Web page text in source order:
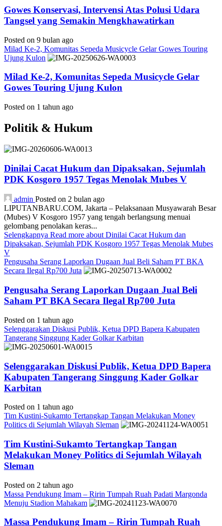
Gowes Konservasi, Intervensi Atas Polusi Udara
Tangsel yang Semakin Mengkhawatirkan
Posted on 9 bulan ago
Milad Ke-2, Komunitas Sepeda Musicycle Gelar Gowes Touring
Ujung Kulon
Milad Ke-2, Komunitas Sepeda Musicycle Gelar
Gowes Touring Ujung Kulon
Posted on 1 tahun ago
Politik & Hukum
Dinilai Cacat Hukum dan Dipaksakan, Sejumlah
PDK Kosgoro 1957 Tegas Menolak Mubes V
admin Posted on 2 bulan ago
LIPUTANBARU.COM, Jakarta – Pelaksanaan Musyawarah Besar
(Mubes) V Kosgoro 1957 yang tengah berlangsung menuai
gelombang penolakan keras...
Selengkapnya Read more about Dinilai Cacat Hukum dan
Dipaksakan, Sejumlah PDK Kosgoro 1957 Tegas Menolak Mubes
V
Pengusaha Serang Laporkan Dugaan Jual Beli Saham PT BKA
Secara Ilegal Rp700 Juta
Pengusaha Serang Laporkan Dugaan Jual Beli
Saham PT BKA Secara Ilegal Rp700 Juta
Posted on 1 tahun ago
Selenggarakan Diskusi Publik, Ketua DPD Bapera Kabupaten
Tangerang Singgung Kader Golkar Karbitan
Selenggarakan Diskusi Publik, Ketua DPD Bapera
Kabupaten Tangerang Singgung Kader Golkar
Karbitan
Posted on 1 tahun ago
Tim Kustini-Sukamto Tertangkap Tangan Melakukan Money
Politics di Sejumlah Wilayah Sleman
Tim Kustini-Sukamto Tertangkap Tangan
Melakukan Money Politics di Sejumlah Wilayah
Sleman
Posted on 2 tahun ago
Massa Pendukung Imam – Ririn Tumpah Ruah Padati Margonda
Menuju Stadion Mahakam
Massa Pendukung Imam – Ririn Tumpah Ruah